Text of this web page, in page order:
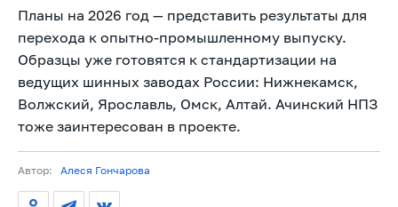
Планы на 2026 год — представить результаты для
перехода к опытно-промышленному выпуску.
Образцы уже готовятся к стандартизации на
ведущих шинных заводах России: Нижнекамск,
Волжский, Ярославль, Омск, Алтай. Ачинский НПЗ
тоже заинтересован в проекте.
Автор: Алеся Гончарова